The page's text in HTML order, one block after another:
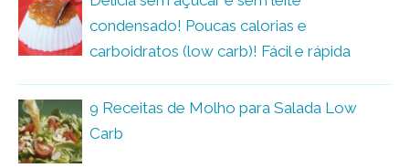
condensado! Poucas calorias e
carboidratos (low carb)! Fácil e rápida
9 Receitas de Molho para Salada Low
Carb